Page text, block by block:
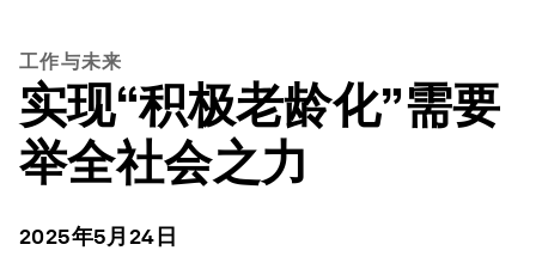
工作与未来
实现“积极老龄化”需要
举全社会之力
2025年5月24日